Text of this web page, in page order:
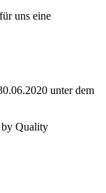
uns eine
unter dem
by Quality